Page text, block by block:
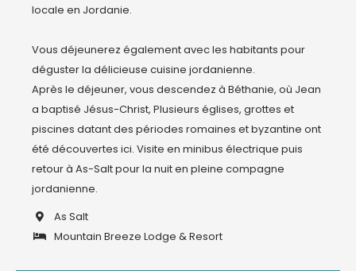
locale en Jordanie.
Vous déjeunerez également avec les habitants pour
déguster la délicieuse cuisine jordanienne.
Après le déjeuner, vous descendez à Béthanie, où Jean
a baptisé Jésus-Christ, Plusieurs églises, grottes et
piscines datant des périodes romaines et byzantine ont
été découvertes ici. Visite en minibus électrique puis
retour à As-Salt pour la nuit en pleine compagne
As Salt
Mountain Breeze Lodge & Resort